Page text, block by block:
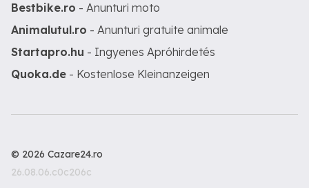
Bestbike.ro - Anunturi moto
Animalutul.ro - Anunturi gratuite animale
Startapro.hu - Ingyenes Apróhirdetés
Quoka.de - Kostenlose Kleinanzeigen
© 2026 Cazare24.ro
26.08.06.c0c206c